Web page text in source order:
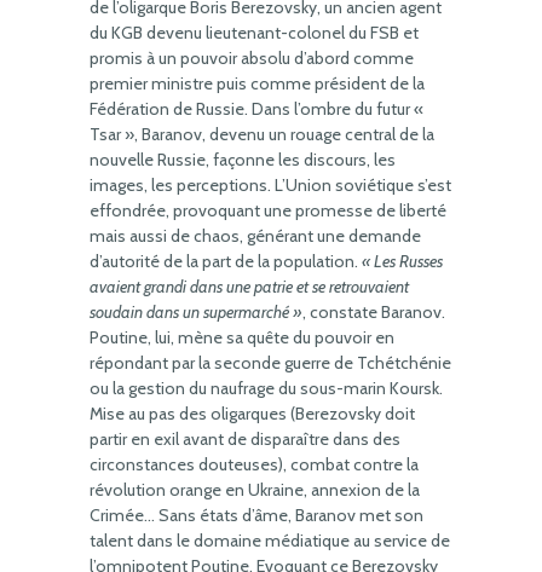
de l’oligarque Boris Berezovsky, un ancien agent
du KGB devenu lieutenant-colonel du FSB et
promis à un pouvoir absolu d’abord comme
premier ministre puis comme président de la
Fédération de Russie. Dans l’ombre du futur «
Tsar », Baranov, devenu un rouage central de la
nouvelle Russie, façonne les discours, les
images, les perceptions. L’Union soviétique s’est
effondrée, provoquant une promesse de liberté
mais aussi de chaos, générant une demande
d’autorité de la part de la population. « Les Russes
avaient grandi dans une patrie et se retrouvaient
soudain dans un supermarché », constate Baranov.
Poutine, lui, mène sa quête du pouvoir en
répondant par la seconde guerre de Tchétchénie
ou la gestion du naufrage du sous-marin Koursk.
Mise au pas des oligarques (Berezovsky doit
partir en exil avant de disparaître dans des
circonstances douteuses), combat contre la
révolution orange en Ukraine, annexion de la
Crimée… Sans états d’âme, Baranov met son
talent dans le domaine médiatique au service de
l’omnipotent Poutine. Evoquant ce Berezovsky